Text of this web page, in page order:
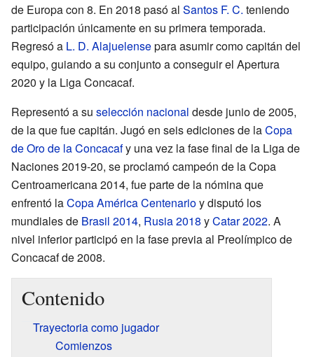
de Europa con 8. En 2018 pasó al Santos F. C. teniendo
participación únicamente en su primera temporada.
Regresó a L. D. Alajuelensepara asumir como capitán del
equipo, guiando a su conjunto a conseguir el Apertura
2020 y la Liga Concacaf.
Representó a su selección nacional desde junio de 2005,
de la que fue capitán. Jugó en seis ediciones de laCopa
de Oro de la Concacafy una vez la fase final de la Liga de
Naciones 2019-20, se proclamó campeón de la Copa
Centroamericana 2014, fue parte de la nómina que
enfrentó laCopa América Centenarioy disputó los
mundiales de Brasil 2014, Rusia 2018 yCatar 2022. A
nivel inferior participó en la fase previa al Preolímpico de
Concacaf de 2008.
Contenido
Trayectoria como jugador
Comienzos